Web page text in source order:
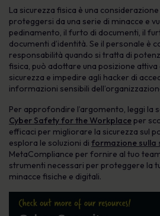
La sicurezza fisica è una
proteggersi da una serie di minacce e
pedinamento, il furto di documenti, il
documenti d’identità. Se il personale è
responsabilità quando si tratta di
fisica, può adottare una posizione
sicurezza e impedire agli hacker di
informazioni sensibili
Per approfondire l’argomento, leggi la
Cyber Safety for the Workplaceper
efficaci per migliorare la sicurezza sul
esplora le soluzioni di formazione sulla
MetaCompliance per fornire al tuo
strumenti necessari per proteggere la
minacce fisiche e digitali.